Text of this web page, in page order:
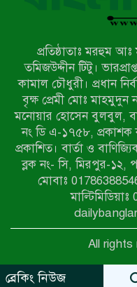
৭ম
জুলাই
প্রতিষ্ঠাতাঃ মরহুম
তমিজউদ্দীন টিটু।
কামাল চৌধুরী। প্রধান
বৃক্ষ প্রেমী মোঃ
মনোয়ার হোসেন বুলবুল,
নং ডি এ-১৭৫৮, প্রকাশক
প্রকাশিত। বার্তা ও
ব্লক নং- সি, মিরপুর-১২,
মোবাঃ
All
ব্রেকিং নিউজ